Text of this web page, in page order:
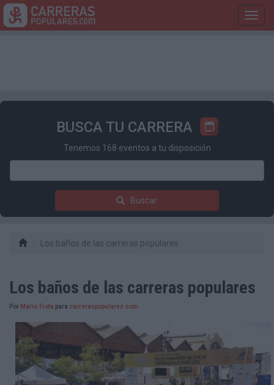
BUSCA TU CARRERA
Tenemos 168 eventos a tu disposición
Buscar
Los baños de las carreras populares
Los baños de las carreras populares
Por Mario Trota para carreraspopulares.com